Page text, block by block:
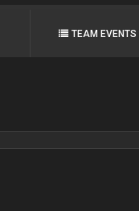
TEAM EVENTS